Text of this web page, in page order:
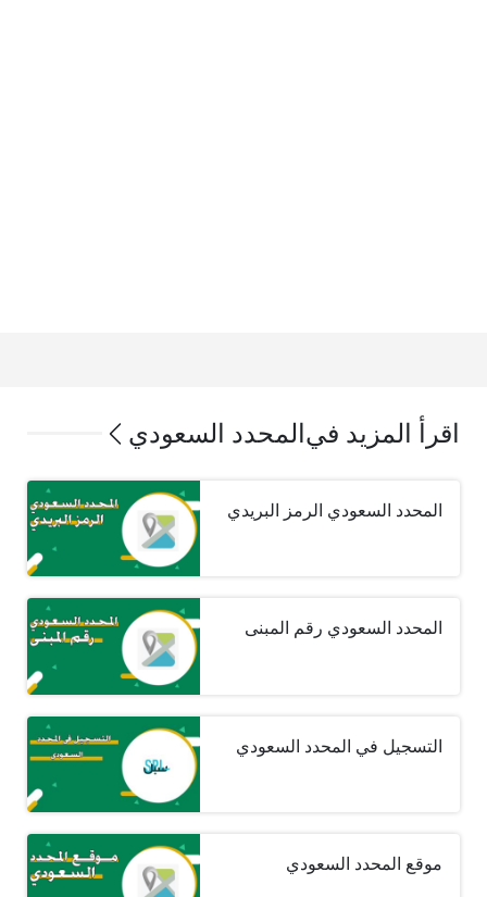
اقرأ المزيد في المحدد السعودي
المحدد السعودي الرمز البريدي
المحدد السعودي رقم المبنى
التسجيل في المحدد السعودي
موقع المحدد السعودي